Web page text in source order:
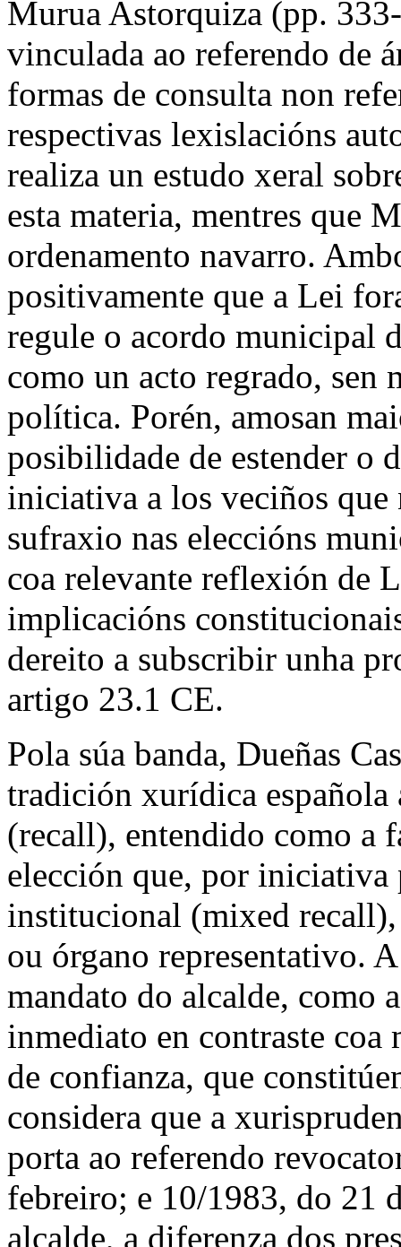
Murua Astorquiza (pp.
vinculada ao referendo de
formas de consulta non
respectivas lexislacións
realiza un estudo xeral
esta materia, mentres que
ordenamento navarro.
positivamente que a Lei
regule o acordo municipal
como un acto regrado, sen
política. Porén, amosan
posibilidade de estender o
iniciativa a los veciños que
sufraxio nas eleccións
coa relevante reflexión de
implicacións
dereito a subscribir unha
artigo 23.1 CE.
Pola súa banda, Dueñas
tradición xurídica
(recall), entendido como a
elección que, por iniciativa
institucional (mixed recall
ou órgano representativo.
mandato do alcalde, como
inmediato en contraste coa
de confianza, que
considera que a
porta ao referendo
febreiro; e 10/1983, do 21
alcalde, a diferenza dos